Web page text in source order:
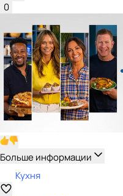
0
Больше информации
Кухня